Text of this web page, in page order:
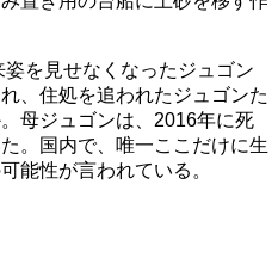
を見せなくなったジュゴン
、住処を追われたジュゴンた
母ジュゴンは、2016年に死
。国内で、唯一ここだけに生
能性が言われている。